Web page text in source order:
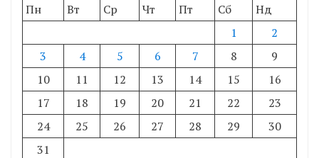
Пн
Вт Ср Чт Пт Сб
Нд
1
2
3
4 5 6 7 8
9
10
11 12 13 14 15
16
17
18 19 20 21 22
23
24
25 26 27 28 29
30
31